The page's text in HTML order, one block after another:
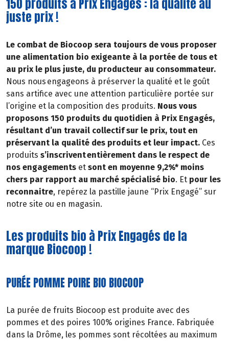
150 produits à Prix Engagés : la qualité au
juste prix !
Le combat de Biocoop sera toujours de vous proposer
une alimentation bio exigeante à la portée de tous et
au prix le plus juste, du producteur au consommateur.
Nous nous engageons à préserver la qualité et le goût
sans artifice avec une attention particulière portée sur
l’origine et la composition des produits. Nous vous
proposons 150 produits du quotidien à Prix Engagés,
résultant d’un travail collectif sur le prix, tout en
préservant la qualité des produits et leur impact. Ces
produits s’inscrivent entièrement dans le respect de
nos engagements et sont en moyenne 9,2%* moins
chers par rapport au marché spécialisé bio. Et pour les
reconnaitre, repérez la pastille jaune “Prix Engagé” sur
notre site ou en magasin.
Les produits bio à Prix Engagés de la
marque Biocoop !
PURÉE POMME POIRE BIO BIOCOOP
La purée de fruits Biocoop est produite avec des
pommes et des poires 100% origines France. Fabriquée
dans la Drôme, les pommes sont récoltées au maximum